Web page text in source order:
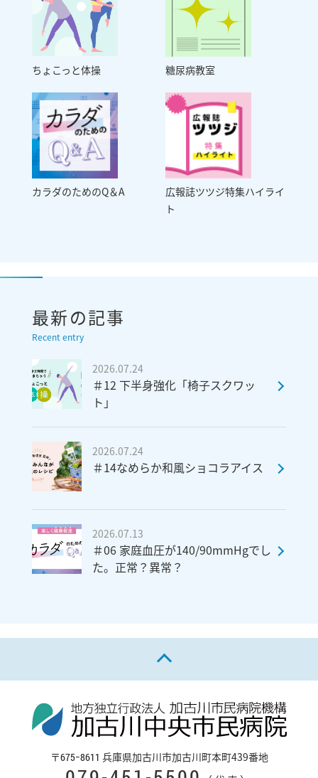
ちょこっと体操 糖尿病教室
カラダのためのQ＆A
広報誌ツツジ特集ハイライ
ト
最新の記事
Recent entry
2026.07.24
＃12 下半身強化「椅子スクワッ
ト」
2026.07.24
＃14なめらか和風ショコラアイス
2026.07.13
＃06 家庭血圧が140/90mmHgでし
た。正常？異常？
ページの先頭へ戻る
〒675−8611 兵庫県加古川市加古川町本町439番地